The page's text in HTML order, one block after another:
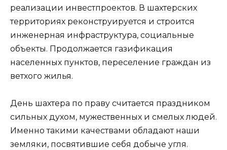
реализации инвестпроектов. В шахтерских
территориях реконструируется и строится
инженерная инфраструктура, социальные
объекты. Продолжается газификация
населенных пунктов, переселение граждан из
ветхого жилья.
День шахтера по праву считается праздником
сильных духом, мужественных и смелых людей.
Именно такими качествами обладают наши
земляки, посвятившие себя добыче угля.